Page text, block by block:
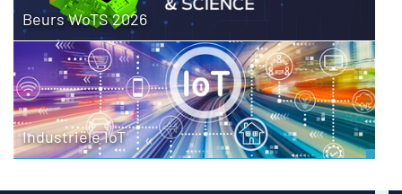
Beurs WoTS 2026
Industriële IoT